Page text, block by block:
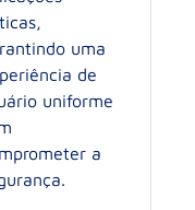
uma
de
uniforme
a